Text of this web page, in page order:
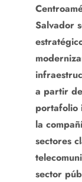
Salvador
a partir
portafolio
la
sectores
sector